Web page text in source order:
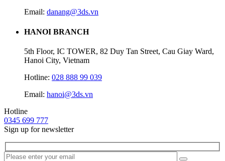
Email: danang@3ds.vn
HANOI BRANCH
5th Floor, IC TOWER, 82 Duy Tan Street, Cau Giay Ward,
Hanoi City, Vietnam
Hotline: 028 888 99 039
Email: hanoi@3ds.vn
Hotline
0345 699 777
Sign up for newsletter